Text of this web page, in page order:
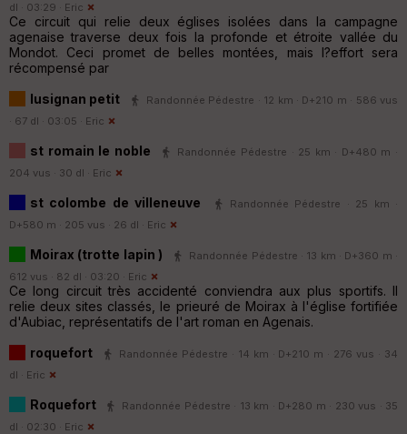
dl · 03:29 · Eric
Ce circuit qui relie deux églises isolées dans la campagne
agenaise traverse deux fois la profonde et étroite vallée du
Mondot. Ceci promet de belles montées, mais l?effort sera
récompensé par
lusignan petit
Randonnée Pédestre · 12 km · D+210 m · 586 vus
· 67 dl · 03:05 · Eric
st romain le noble
Randonnée Pédestre · 25 km · D+480 m ·
204 vus · 30 dl · Eric
st colombe de villeneuve
Randonnée Pédestre · 25 km ·
D+580 m · 205 vus · 26 dl · Eric
Moirax (trotte lapin )
Randonnée Pédestre · 13 km · D+360 m ·
612 vus · 82 dl · 03:20 · Eric
Ce long circuit très accidenté conviendra aux plus sportifs. Il
relie deux sites classés, le prieuré de Moirax à l'église fortifiée
d'Aubiac, représentatifs de l'art roman en Agenais.
roquefort
Randonnée Pédestre · 14 km · D+210 m · 276 vus · 34
dl · Eric
Roquefort
Randonnée Pédestre · 13 km · D+280 m · 230 vus · 35
dl · 02:30 · Eric